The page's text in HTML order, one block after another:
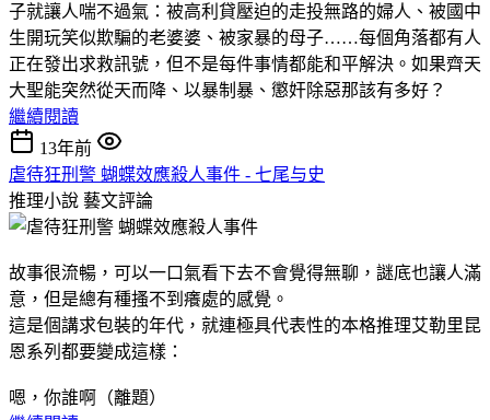
子就讓人喘不過氣：被高利貸壓迫的走投無路的婦人、被國中
生開玩笑似欺騙的老婆婆、被家暴的母子……每個角落都有人
正在發出求救訊號，但不是每件事情都能和平解決。如果齊天
大聖能突然從天而降、以暴制暴、懲奸除惡那該有多好？
繼續閱讀
13年前
虐待狂刑警 蝴蝶效應殺人事件 - 七尾与史
推理小說 藝文評論
故事很流暢，可以一口氣看下去不會覺得無聊，謎底也讓人滿
意，但是總有種搔不到癢處的感覺。
這是個講求包裝的年代，就連極具代表性的本格推理艾勒里昆
恩系列都要變成這樣：
嗯，你誰啊（離題）